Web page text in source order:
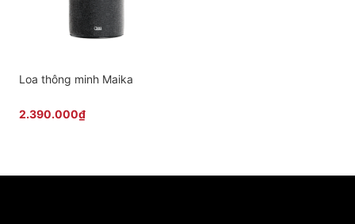
Loa thông minh Maika
2.390.000₫